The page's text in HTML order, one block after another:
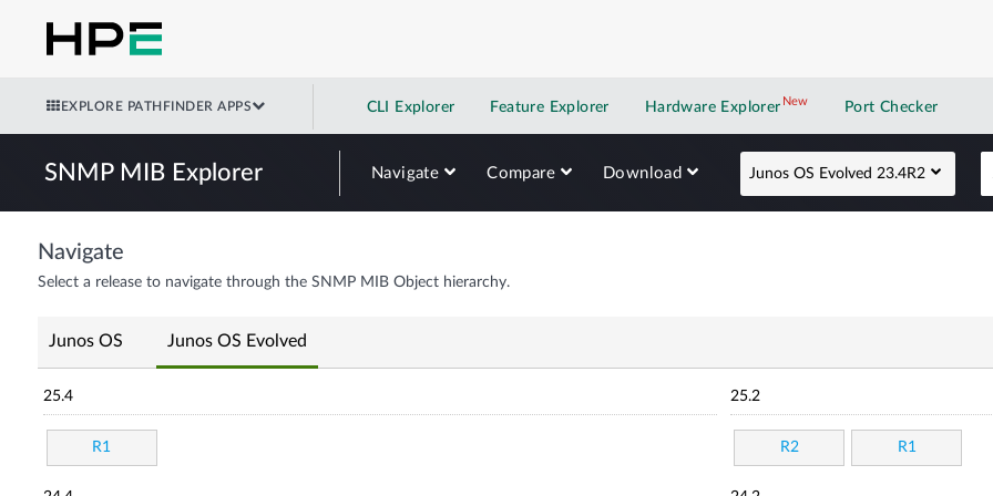
EXPLORE PATHFINDER APPS CLI Explorer Feature Explorer Hardware Explorer NewNew application
Port Checker
SNMP MIB Explorer Navigate Compare Download Junos OS Evolved 23.4R2
Navigate
Select a release to navigate through the SNMP MIB Object hierarchy.
Junos OS Junos OS Evolved
25.4
R1
25.2
R2 R1